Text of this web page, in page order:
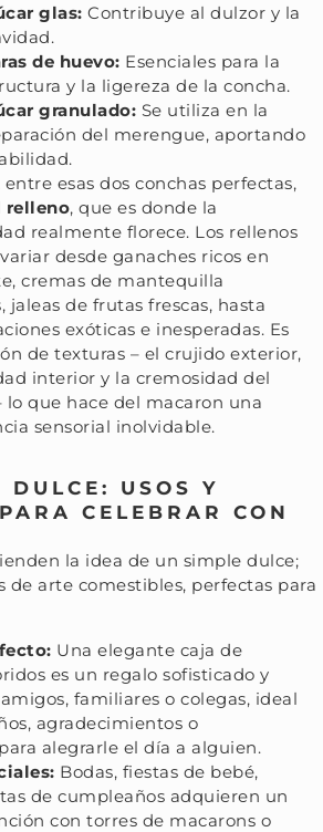
glas: Contribuye al dulzor y la
de huevo: Esenciales para la
y la ligereza de la concha.
granulado: Se utiliza en la
del merengue, aportando
entre esas dos conchas perfectas,
relleno, que es donde la
realmente florece. Los rellenos
desde ganaches ricos en
cremas de mantequilla
jaleas de frutas frescas, hasta
exóticas e inesperadas. Es
de texturas – el crujido exterior,
interior y la cremosidad del
lo que hace del macaron una
sensorial inolvidable.
DULCE: USOS Y
CELEBRAR CON
la idea de un simple dulce;
de arte comestibles, perfectas para
Una elegante caja de
es un regalo sofisticado y
familiares o colegas, ideal
agradecimientos o
alegrarle el día a alguien.
Bodas, fiestas de bebé,
de cumpleaños adquieren un
con torres de macarons o